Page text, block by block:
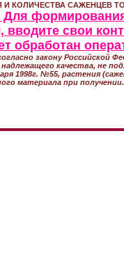
И КОЛИЧЕСТВА САЖЕНЦЕВ
формирования
вводите свои
обработан
закону Российской
качества, не
1998г. №55, растения
материала при